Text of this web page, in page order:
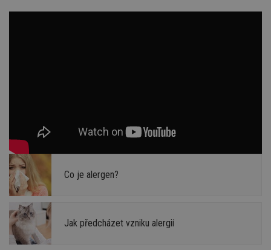
Co je alergen?
Jak předcházet vzniku alergií